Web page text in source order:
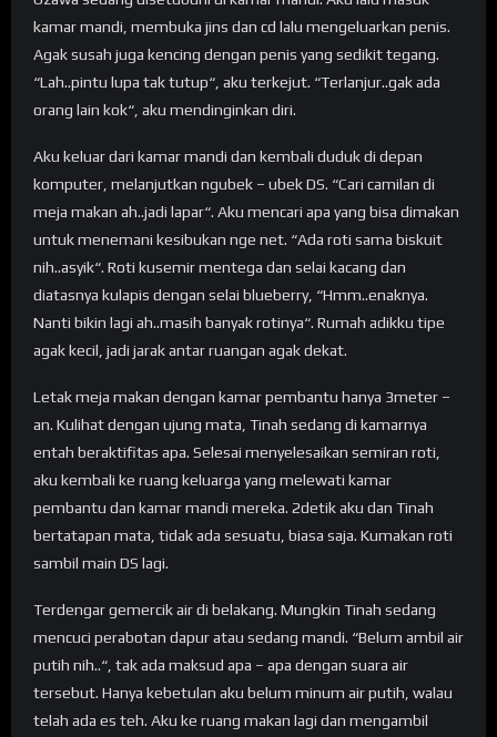
kamar mandi, membuka jins dan cd lalu mengeluarkan penis.
Agak susah juga kencing dengan penis yang sedikit tegang.
“Lah..pintu lupa tak tutup“, aku terkejut. “Terlanjur..gak ada
orang lain kok“, aku mendinginkan diri.
Aku keluar dari kamar mandi dan kembali duduk di depan
komputer, melanjutkan ngubek – ubek DS. “Cari camilan di
meja makan ah..jadi lapar“. Aku mencari apa yang bisa dimakan
untuk menemani kesibukan nge net. “Ada roti sama biskuit
nih..asyik“. Roti kusemir mentega dan selai kacang dan
diatasnya kulapis dengan selai blueberry, “Hmm..enaknya.
Nanti bikin lagi ah..masih banyak rotinya“. Rumah adikku tipe
agak kecil, jadi jarak antar ruangan agak dekat.
Letak meja makan dengan kamar pembantu hanya 3meter –
an. Kulihat dengan ujung mata, Tinah sedang di kamarnya
entah beraktifitas apa. Selesai menyelesaikan semiran roti,
aku kembali ke ruang keluarga yang melewati kamar
pembantu dan kamar mandi mereka. 2detik aku dan Tinah
bertatapan mata, tidak ada sesuatu, biasa saja. Kumakan roti
sambil main DS lagi.
Terdengar gemercik air di belakang. Mungkin Tinah sedang
mencuci perabotan dapur atau sedang mandi. “Belum ambil air
putih nih..“, tak ada maksud apa – apa dengan suara air
tersebut. Hanya kebetulan aku belum minum air putih, walau
telah ada es teh. Aku ke ruang makan lagi dan mengambil